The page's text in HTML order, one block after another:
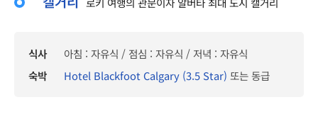
식사
아침 : 자유식 / 점심 : 자유식 / 저녁 : 자유식
숙박
Hotel Blackfoot Calgary (3.5 Star) 또는 동급